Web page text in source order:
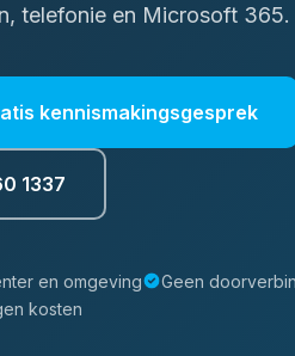
telefonie en Microsoft 365.
kennismakingsgesprek
1337
en omgeving
Geen
kosten